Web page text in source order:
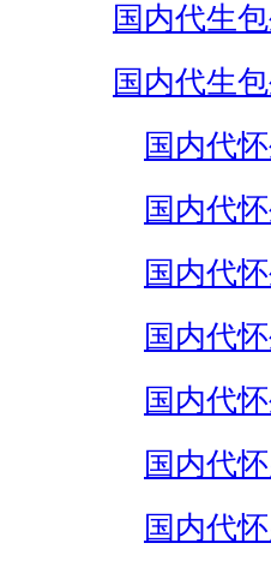
国内代生
国内代生
国内代
国内代
国内代
国内代
国内代
国内代
国内代